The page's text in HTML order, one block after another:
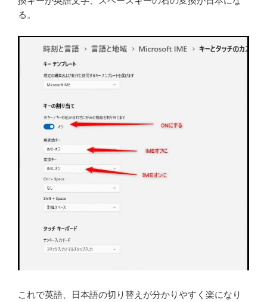
る。
これで英語、日本語の切り替えが分かりやすく楽になり